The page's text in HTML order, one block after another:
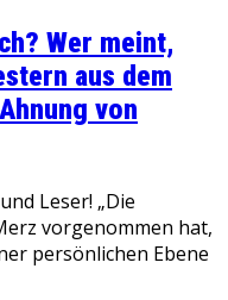
Wer meint,
aus dem
von
Leser! „Die
vorgenommen hat,
persönlichen Ebene